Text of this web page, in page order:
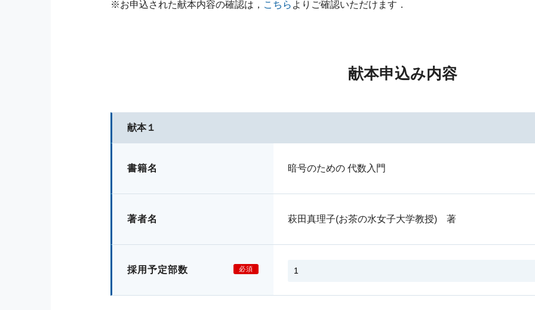
※お申込された献本内容の確認は， こちら よりご確認いただけます．
献本申込み内容
献本１
書籍名 暗号のための 代数入門
著者名 萩田真理子(お茶の水女子大学教授) 著
採用予定部数 必須